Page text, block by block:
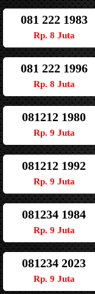
081 222 1983
Rp. 8 Juta
081 222 1996
Rp. 8 Juta
081212 1980
Rp. 9 Juta
081212 1992
Rp. 9 Juta
081234 1984
Rp. 9 Juta
081234 2023
Rp. 9 Juta